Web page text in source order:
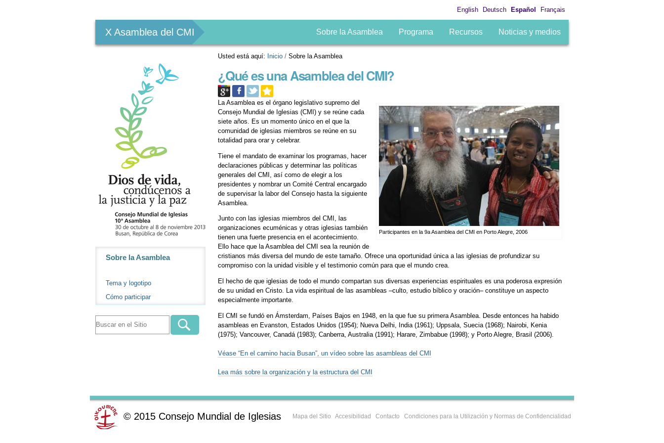
English Deutsch Español Français
X Asamblea del CMI Sobre la Asamblea Programa Recursos Noticias y medios
Usted está aquí: Inicio /Sobre la Asamblea
¿Qué es una Asamblea del CMI?
Participantes en la 9a Asamblea del CMI en Porto Alegre, 2006
La Asamblea es el órgano legislativo supremo del
Consejo Mundial de Iglesias (CMI) y se reúne cada
siete años. Es un momento único en el que la
comunidad de iglesias miembros se reúne en su
totalidad para orar y celebrar.
Tiene el mandato de examinar los programas, hacer
declaraciones públicas y determinar las políticas
generales del CMI, así como de elegir a los
presidentes y nombrar un Comité Central encargado
de supervisar la labor del Consejo hasta la siguiente
Asamblea.
Junto con las iglesias miembros del CMI, las
organizaciones ecuménicas y otras iglesias también
tienen una fuerte presencia en el acontecimiento.
Ello hace que la Asamblea del CMI sea la reunión de
cristianos más diversa del mundo de este tamaño. Ofrece una oportunidad única a las iglesias de profundizar su
compromiso con la unidad visible y el testimonio común para que el mundo crea.
El hecho de que iglesias de todo el mundo compartan sus diversas experiencias espirituales es una poderosa expresión
de su unidad en Cristo. La vida espiritual de las asambleas –culto, estudio bíblico y oración– constituye un aspecto
especialmente importante.
El CMI se fundó en Ámsterdam, Países Bajos en 1948, en la que fue su primera Asamblea. Desde entonces ha habido
asambleas en Evanston, Estados Unidos (1954); Nueva Delhi, India (1961); Uppsala, Suecia (1968); Nairobi, Kenia
(1975); Vancouver, Canadá (1983); Canberra, Australia (1991); Harare, Zimbabue (1998); y Porto Alegre, Brasil (2006).
Véase “En el camino hacia Busan”, un vídeo sobre las asambleas del CMI
Lea más sobre la organización y la estructura del CMI
Sobre la Asamblea
Tema y logotipo
Cómo participar
© 2015 Consejo Mundial de Iglesias Mapa del Sitio Accesibilidad Contacto Condiciones para la Utilización y Normas de Confidencialidad